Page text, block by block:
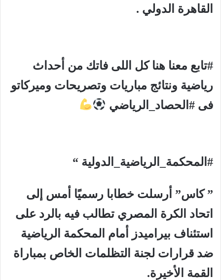
القاهرة الدولي .
#تابع معنا هنا كل اللى فاتك من أحداث
رياضية ونتائج مباريات وتصريحات وميركاتو
فى #الحصاد_الرياضي
#المحكمة_الرياضية_الدولية “
” كاس” أرسلت خطابا رسميًا أمس إلى
اتحاد الكرة المصري تطالب فيه بالرد على
استئناف بيراميدز أمام المحكمة الرياضية
ضد قرارات لجنة التظلمات الخاص بمباراة
القمة الأخيرة.